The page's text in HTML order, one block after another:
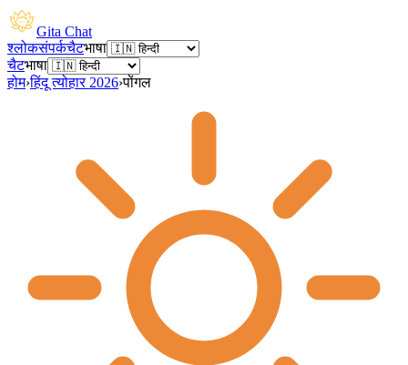
Gita Chat
श्लोकसंपर्कचैटभाषा
चैटभाषा
होम›हिंदू त्योहार 2026›पोंगल